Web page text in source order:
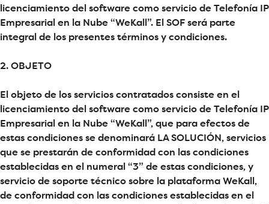
licenciamiento del software como servicio de Telefonía IP
Empresarial en la Nube “WeKall”. El SOF será parte
integral de los presentes términos y condiciones.
2. OBJETO
El objeto de los servicios contratados consiste en el
licenciamiento del software como servicio de Telefonía IP
Empresarial en la Nube “WeKall”, que para efectos de
estas condiciones se denominará LA SOLUCIÓN, servicios
que se prestarán de conformidad con las condiciones
establecidas en el numeral “3” de estas condiciones, y
servicio de soporte técnico sobre la plataforma WeKall,
de conformidad con las condiciones establecidas en el